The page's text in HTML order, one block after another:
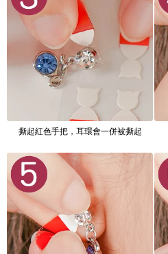
撕起紅色手把，耳環會一併被撕起